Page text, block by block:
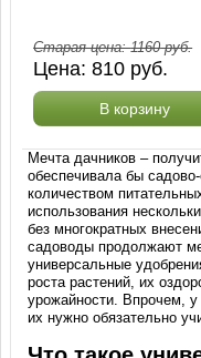
Старая цена:1160руб.
Цена:810 руб.
В корзину
Мечта дачников –
обеспечивала бы
количеством
использования
без многократных
садоводы продолжают
универсальные
роста растений, их
урожайности. Впрочем, у
их нужно обязательно